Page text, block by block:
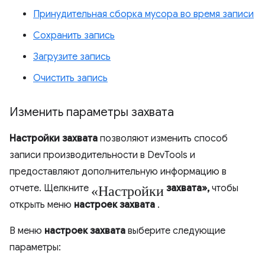
Принудительная сборка мусора во время записи
Сохранить запись
Загрузите запись
Очистить запись
Изменить параметры захвата
Настройки захвата позволяют изменить способ
записи производительности в DevTools и
предоставляют дополнительную информацию в
отчете. Щелкните «Настройки захвата», чтобы
открыть меню настроек захвата .
В меню настроек захвата выберите следующие
параметры: